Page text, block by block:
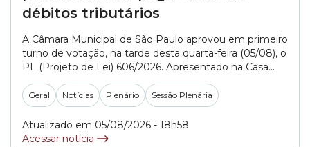
débitos tributários
A Câmara Municipal de São Paulo aprovou em primeiro
turno de votação, na tarde desta quarta-feira (05/08), o
PL (Projeto de Lei) 606/2026. Apresentado na Casa
pelo governo da capital, o texto sugere medidas para
facilitar acordos para o pagamento de dívidas
tributárias. Para incentivar a quitação dos débitos, a
Geral Notícias Plenário Sessão Plenária
Atualizado em 05/08/2026 - 18h58
Acessar notícia